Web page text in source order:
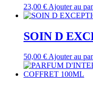
23,00 € Ajouter au
SOIN D
50,00 €Ajouter au